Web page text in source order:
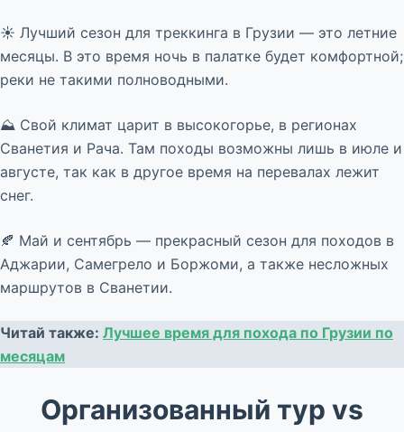
☀ Лучший сезон для треккинга в Грузии — это летние
месяцы. В это время ночь в палатке будет комфортной;
реки не такими полноводными.
⛰ Свой климат царит в высокогорье, в регионах
Сванетия и Рача. Там походы возможны лишь в июле и
августе, так как в другое время на перевалах лежит
снег.
🍂 Май и сентябрь — прекрасный сезон для походов в
Аджарии, Самегрело и Боржоми, а также несложных
маршрутов в Сванетии.
Читай также: Лучшее время для похода по Грузии по
месяцам
Организованный тур vs